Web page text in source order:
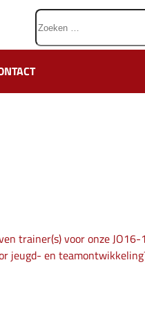
Zoeken
naar:
trainer(s) voor onze
jeugd- en